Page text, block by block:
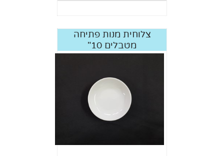
צלוחית מנות פתיחה
מטבלים 10"